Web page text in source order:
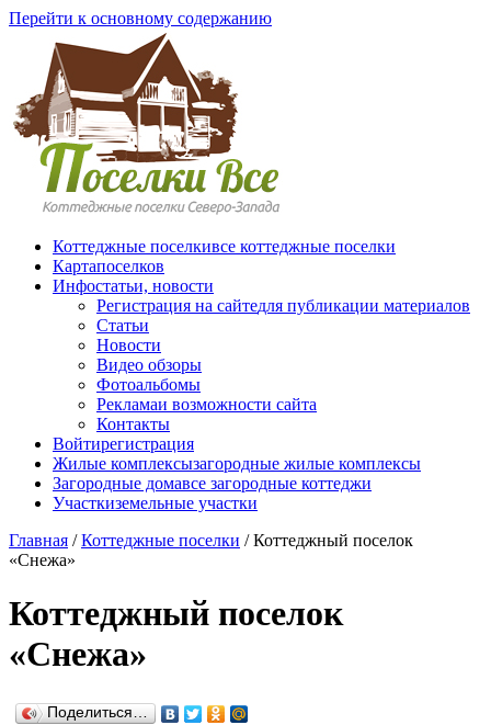
Перейти к основному содержанию
Коттеджные поселкивсе коттеджные поселки
Картапоселков
Инфостатьи, новости
Регистрация на сайтедля публикации материалов
Статьи
Новости
Видео обзоры
Фотоальбомы
Рекламаи возможности сайта
Контакты
Войтирегистрация
Жилые комплексызагородные жилые комплексы
Загородные домавсе загородные коттеджи
Участкиземельные участки
Главная / Коттеджные поселки /Коттеджный поселок
«Снежа»
Коттеджный поселок
«Снежа»
Поделиться…